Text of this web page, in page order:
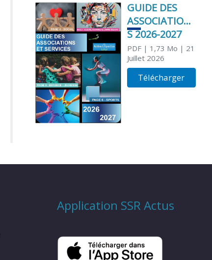
GUIDE DES
ASSOCIATION
S 2026-2027
PDF| 1,73 Mo | 21
Juillet 2026
Télécharger
Application SSR Actus